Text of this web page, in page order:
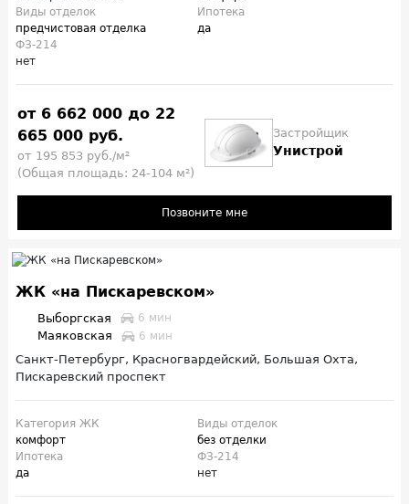
Виды отделок
предчистовая отделка
Ипотека
да
ФЗ-214
нет
от 6 662 000 до 22
665 000 руб.
от 195 853 руб./м²
(Общая площадь: 24-104 м²)
Застройщик
Унистрой
Позвоните мне
ЖК «на Пискаревском»
Выборгская 6 мин
Маяковская 6 мин
Санкт-Петербург, Красногвардейский, Большая Охта,
Пискаревский проспект
Категория ЖК
комфорт
Виды отделок
без отделки
Ипотека
да
ФЗ-214
нет